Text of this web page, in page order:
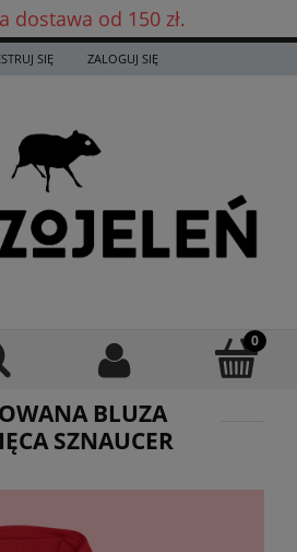
dostawa od 150 zł.
już od 150 zł! ✨
SIĘ ZALOGUJ SIĘ
BLUZA
SZNAUCER